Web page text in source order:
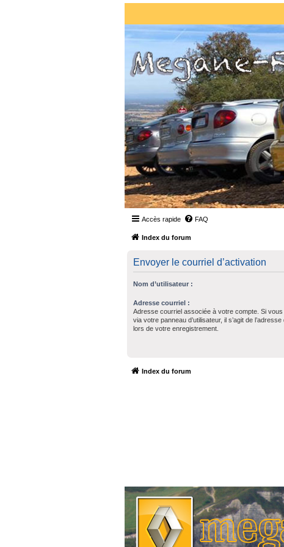
Accès rapide FAQ
Index du forum
Envoyer le courriel d’activation
Nom d’utilisateur :
Adresse courriel :
Adresse courriel associée à votre compte. Si vous
via votre panneau d’utilisateur, il s’agit de
lors de votre enregistrement.
Index du forum